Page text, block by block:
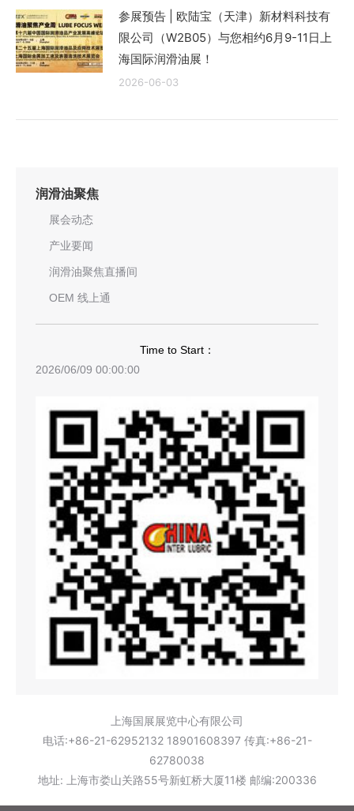
参展预告 | 欧陆宝（天津）新材料科技有
限公司（W2B05）与您相约6月9-11日上
海国际润滑油展！
2026-06-03
润滑油聚焦
展会动态
产业要闻
润滑油聚焦直播间
OEM 线上通
Time to Start：
2026/06/09 00:00:00
上海国展展览中心有限公司
电话:+86-21-62952132 18901608397 传真:+86-21-
62780038
地址: 上海市娄山关路55号新虹桥大厦11楼 邮编:200336